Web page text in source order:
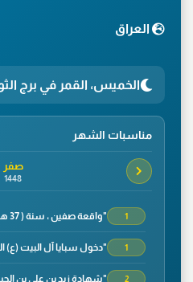
العراق
الخميس، القمر في برج
مناسبات الشهر
صفر
1448
1 "واقعة صفين ، سنة ( 37 هـ)"
1 "دخول سبايا آل البيت (ع) الى
2 "شهادة زيد بن علي بن الحسين